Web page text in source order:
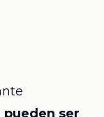
pueden ser